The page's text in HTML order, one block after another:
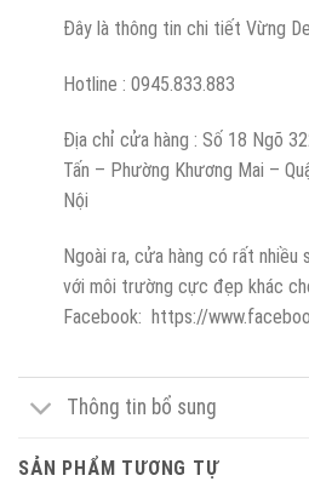
Đây là thông tin chi tiết Vừng
Hotline : 0945.833.883
Địa chỉ cửa hàng : Số 18 Ngõ
Tấn – Phường Khương Mai –
Nội
Ngoài ra, cửa hàng có rất nhiều
với môi trường cực đẹp khác
Facebook: https://
Thông tin bổ sung
SẢN PHẨM TƯƠNG TỰ